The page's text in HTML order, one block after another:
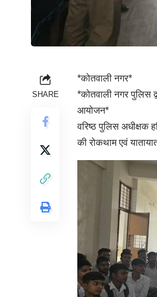
SHARE
*कोतवाली नगर*
*कोतवाली नगर पुलिस
आयोजन*
वरिष्ठ पुलिस अधीक्षक
की रोकथाम एवं